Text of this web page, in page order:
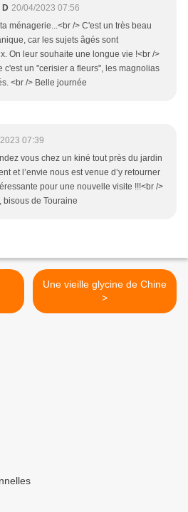
D 20/04/2023 07:56
ménagerie...<br /> C'est un très beau
car les sujets âgés sont
On leur souhaite une longue vie !<br />
c'est un "cerisier a fleurs", les magnolias
<br /> Belle journée
07:39
vous chez un kiné tout près du jardin
et l’envie nous est venue d’y retourner
pour une nouvelle visite !!!<br />
bisous de Touraine
Une vieille glycine de Chine
>